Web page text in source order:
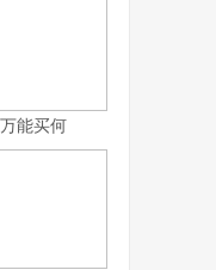
能买何